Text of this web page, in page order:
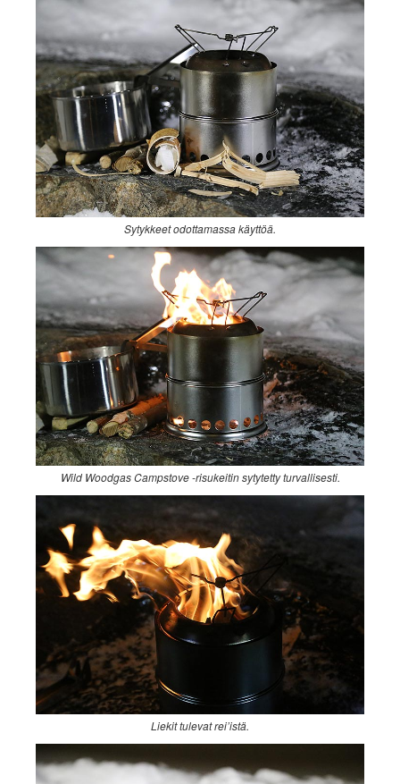
Sytykkeet odottamassa käyttöä.
Wild Woodgas Campstove -risukeitin sytytetty turvallisesti.
Liekit tulevat rei’istä.